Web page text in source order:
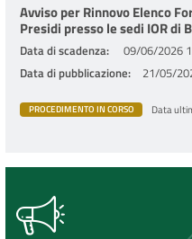
Avviso per Rinnovo Elenco
Presidi presso le sedi IOR di
Data di scadenza
09/06/2026
Data di pubblicazione
21/05/
PROCEDIMENTO IN CORSO Data